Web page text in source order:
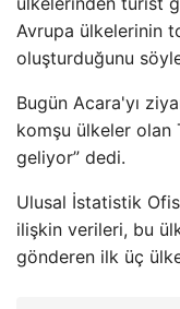
Avrupa ülkelerinin
oluşturduğunu
Bugün Acara'yı
komşu ülkeler olan
geliyor” dedi.
Ulusal İstatistik
ilişkin verileri, bu
gönderen ilk üç